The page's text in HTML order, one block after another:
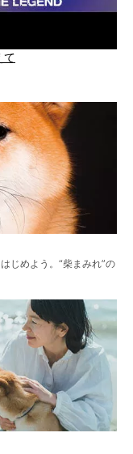
て
じめよう。“柴まみれ”の